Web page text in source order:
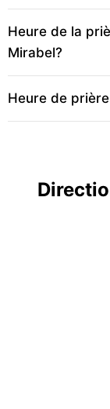
Heure de la
Mirabel?
Heure de